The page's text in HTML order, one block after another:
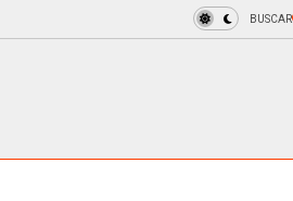
BUSCAR